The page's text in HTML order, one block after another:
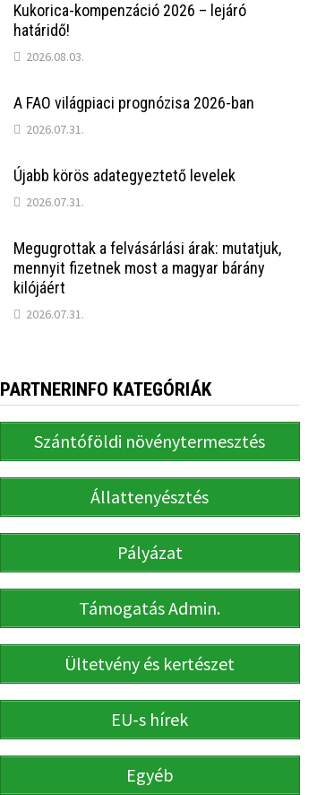
Kukorica-kompenzáció 2026 – lejáró
határidő!
2026.08.03.
A FAO világpiaci prognózisa 2026-ban
2026.07.31.
Újabb körös adategyeztető levelek
2026.07.31.
Megugrottak a felvásárlási árak: mutatjuk,
mennyit fizetnek most a magyar bárány
kilójáért
2026.07.31.
PARTNERINFO KATEGÓRIÁK
Szántóföldi növénytermesztés
Állattenyésztés
Pályázat
Támogatás Admin.
Ültetvény és kertészet
EU-s hírek
Egyéb